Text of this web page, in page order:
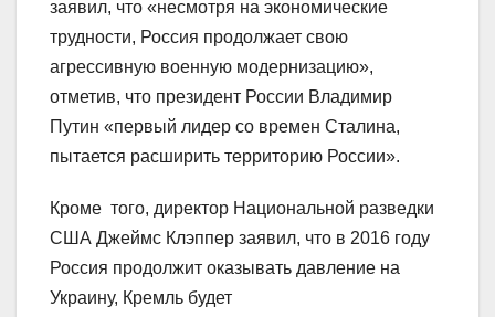
заявил, что «несмотря на экономические
трудности, Россия продолжает свою
агрессивную военную модернизацию»,
отметив, что президент России Владимир
Путин «первый лидер со времен Сталина,
пытается расширить территорию России».
Кроме того, директор Национальной разведки
США Джеймс Клэппер заявил, что в 2016 году
Россия продолжит оказывать давление на
Украину, Кремль будет